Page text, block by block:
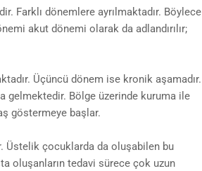
Farklı dönemlere ayrılmaktadır. Böylece
akut dönemi olarak da adlandırılır;
Üçüncü dönem ise kronik aşamadır.
gelmektedir. Bölge üzerinde kuruma ile
göstermeye başlar.
Üstelik çocuklarda da oluşabilen bu
oluşanların tedavi sürece çok uzun